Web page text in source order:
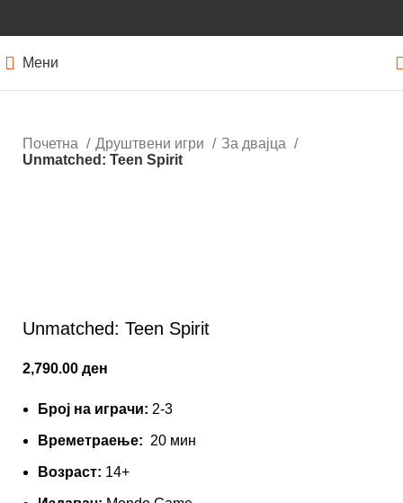
Мени
Почетна Друштвени игри
За двајца
Unmatched: Teen Spirit
Unmatched: Teen Spirit
2,790.00 ден
Број на играчи: 2-3
Времетраење: 20 мин
Вoзраст: 14+